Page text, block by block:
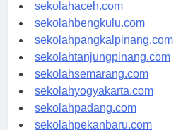
sekolahaceh.com
sekolahbengkulu.com
sekolahpangkalpinang.com
sekolahtanjungpinang.com
sekolahsemarang.com
sekolahyogyakarta.com
sekolahpadang.com